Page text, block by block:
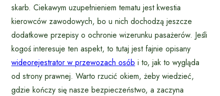
skarb. Ciekawym uzupełnieniem tematu jest kwestia
kierowców zawodowych, bo u nich dochodzą jeszcze
dodatkowe przepisy o ochronie wizerunku pasażerów. Jeśli
kogoś interesuje ten aspekt, to tutaj jest fajnie opisany
wideorejestrator w przewozach osób i to, jak to wygląda
od strony prawnej. Warto rzucić okiem, żeby wiedzieć,
gdzie kończy się nasze bezpieczeństwo, a zaczyna